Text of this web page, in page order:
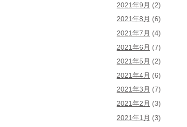
2021年9月 (2)
2021年8月 (6)
2021年7月 (4)
2021年6月 (7)
2021年5月 (2)
2021年4月 (6)
2021年3月 (7)
2021年2月 (3)
2021年1月 (3)